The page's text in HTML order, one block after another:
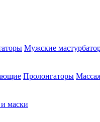
Мужские
Пролонгаторы
маски